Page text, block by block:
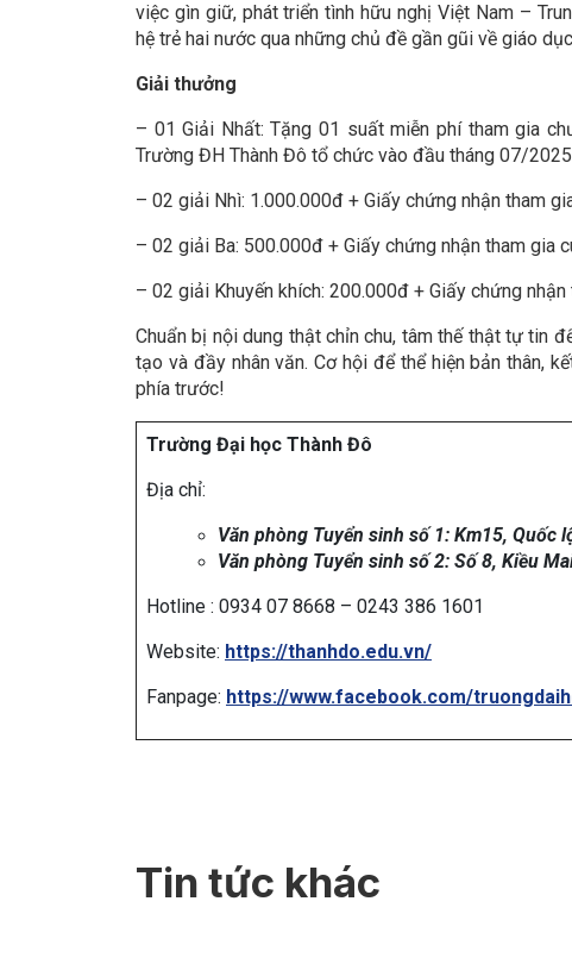
việc gìn giữ, phát triển tình hữu nghị Việt Nam –
hệ trẻ hai nước qua những chủ đề gần gũi về giáo
Giải thưởng
– 01 Giải Nhất: Tặng 01 suất miễn phí tham gia
Trường ĐH Thành Đô tổ chức vào đầu tháng 07/
– 02 giải Nhì: 1.000.000đ + Giấy chứng nhận tham
– 02 giải Ba: 500.000đ + Giấy chứng nhận tham gia
– 02 giải Khuyến khích: 200.000đ + Giấy chứng nhận
Chuẩn bị nội dung thật chỉn chu, tâm thế thật tự tin
tạo và đầy nhân văn. Cơ hội để thể hiện bản thân,
phía trước!
Trường Đại học Thành Đô
Địa chỉ:
Văn phòng Tuyển sinh số 1: Km15, Quốc
Văn phòng Tuyển sinh số 2: Số 8, Kiều
Hotline : 0934 07 8668 – 0243 386 1601
Website: https://thanhdo.edu.vn/
Fanpage: https://www.facebook.com/
Tin tức khác